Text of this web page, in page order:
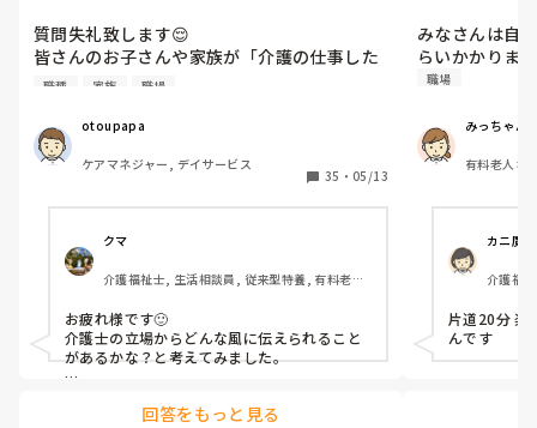
質問失礼致します😌
皆さんのお子さんや家族が「介護の仕事した
い」と言ったら、なんと声をかけますか？？
希望で「介護の仕事」と書いたら、先生から
「やめておきなさい」と言われたそうで😓
相手が高校生に限らず、皆さんだったら、介
か？
職種 家族 職場
otoupapa
ケアマネジャー, デイサービス
35 ・ 05/13
クマ
介護福祉士, 生活相談員, 従来型特養, 有料老人
お疲れ様です🙂
介護士の立場からどんな風に伝えられること
があるかな？と考えてみました。
に聞きます。 回答をもっと見る
みなさんは自
らいかかりま
職場
みっちゃん
有料老人ホ
カニ魔王
介護福
片道20分 楽
んです